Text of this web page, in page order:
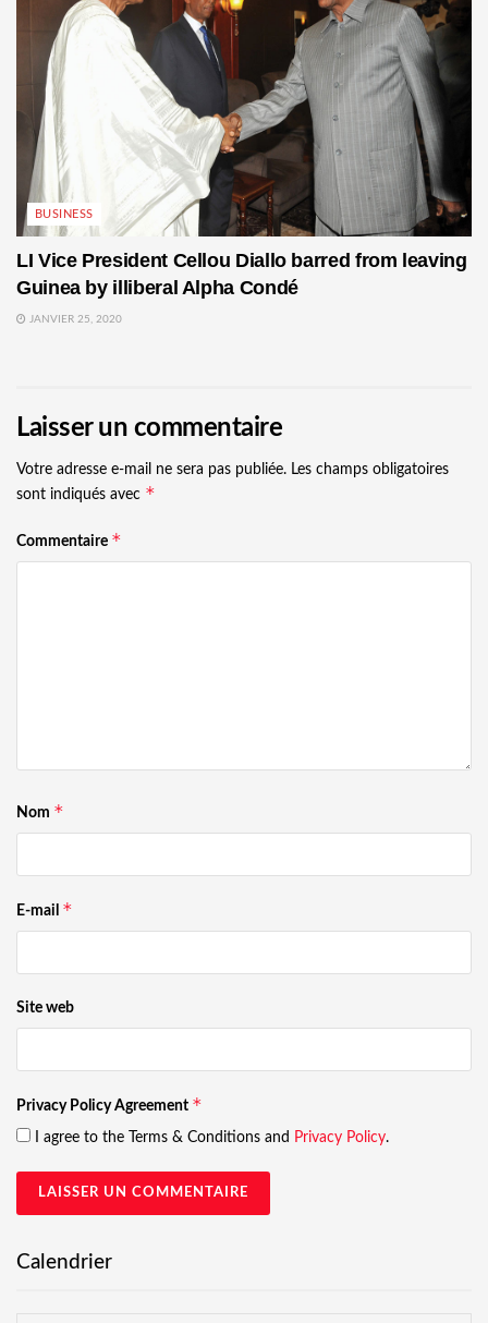
BUSINESS
LI Vice President Cellou Diallo barred from leaving
Guinea by illiberal Alpha Condé
JANVIER 25, 2020
Laisser un commentaire
Votre adresse e-mail ne sera pas publiée. Les champs obligatoires
sont indiqués avec *
Commentaire *
Nom *
E-mail *
Site web
Privacy Policy Agreement *
I agree to the Terms & Conditions and Privacy Policy.
Calendrier